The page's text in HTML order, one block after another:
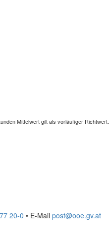
Mittelwert gilt als vorläufiger Richtwert.
20-0 • E-Mail post@ooe.gv.at